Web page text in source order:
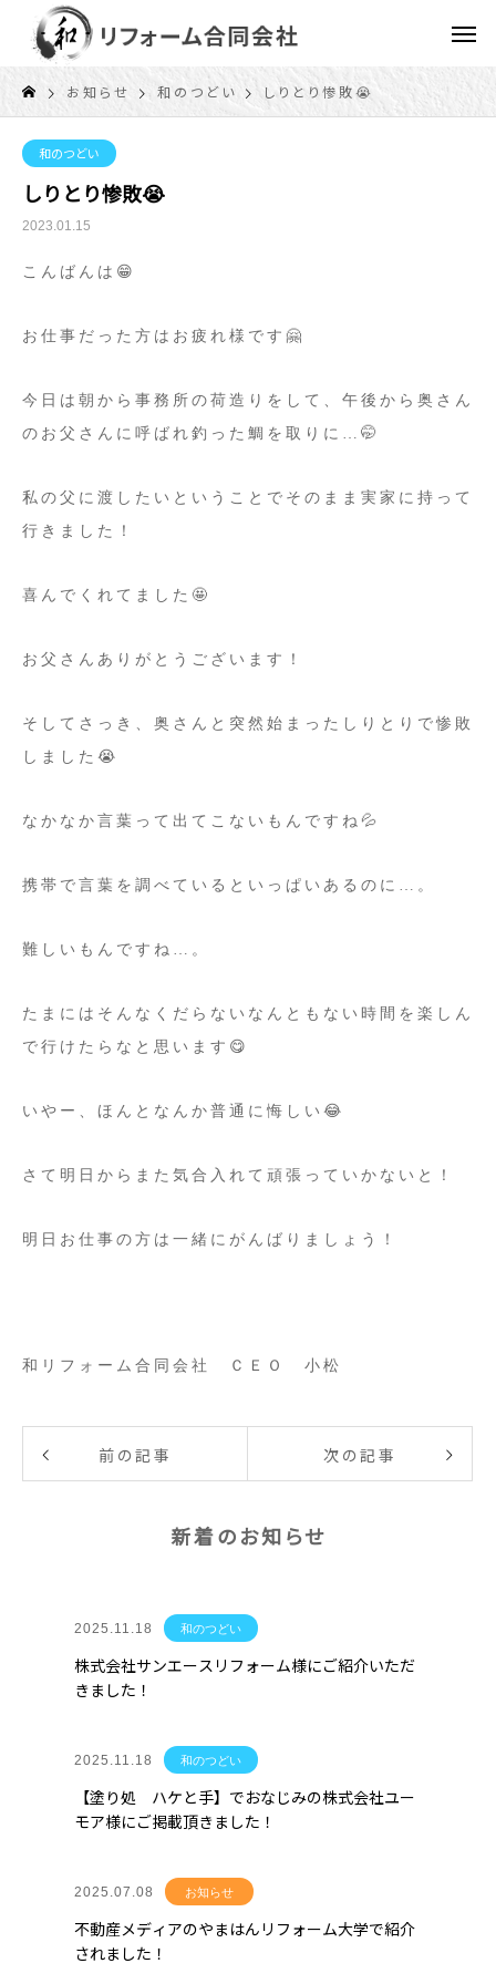
お知らせ 和のつどい しりとり惨敗😭
和のつどい
しりとり惨敗😭
2023.01.15
こんばんは😁
お仕事だった方はお疲れ様です🤗
今日は朝から事務所の荷造りをして、午後から奥さん
のお父さんに呼ばれ釣った鯛を取りに…🤭
私の父に渡したいということでそのまま実家に持って
行きました！
喜んでくれてました🤩
お父さんありがとうございます！
そしてさっき、奥さんと突然始まったしりとりで惨敗
しました😭
なかなか言葉って出てこないもんですね💦
携帯で言葉を調べているといっぱいあるのに…。
難しいもんですね…。
たまにはそんなくだらないなんともない時間を楽しん
で行けたらなと思います😋
いやー、ほんとなんか普通に悔しい😂
さて明日からまた気合入れて頑張っていかないと！
明日お仕事の方は一緒にがんばりましょう！
和リフォーム合同会社 ＣＥＯ 小松
前の記事 次の記事
新着のお知らせ
2025.11.18 和のつどい
株式会社サンエースリフォーム様にご紹介いただ
きました！
2025.11.18 和のつどい
【塗り処 ハケと手】でおなじみの株式会社ユー
モア様にご掲載頂きました！
2025.07.08 お知らせ
不動産メディアのやまはんリフォーム大学で紹介
されました！